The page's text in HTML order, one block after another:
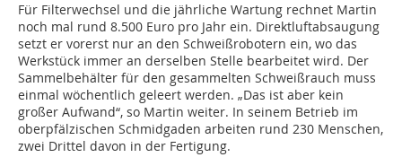
Für Filterwechsel und die jährliche Wartung rechnet Martin
noch mal rund 8.500 Euro pro Jahr ein. Direktluftabsaugung
setzt er vorerst nur an den Schweißrobotern ein, wo das
Werkstück immer an derselben Stelle bearbeitet wird. Der
Sammelbehälter für den gesammelten Schweißrauch muss
einmal wöchentlich geleert werden. „Das ist aber kein
großer Aufwand“, so Martin weiter. In seinem Betrieb im
oberpfälzischen Schmidgaden arbeiten rund 230 Menschen,
zwei Drittel davon in der Fertigung.